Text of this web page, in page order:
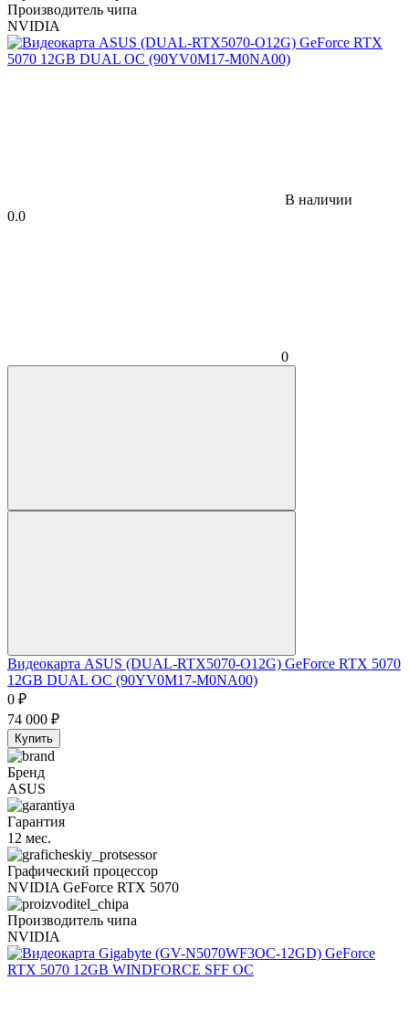
Производитель чипа
NVIDIA
В наличии
0.0
0
Видеокарта ASUS (DUAL-RTX5070-O12G) GeForce RTX 5070
12GB DUAL OC (90YV0M17-M0NA00)
0 ₽
74 000 ₽
Купить
Бренд
ASUS
Гарантия
12 мес.
Графический процессор
NVIDIA GeForce RTX 5070
Производитель чипа
NVIDIA